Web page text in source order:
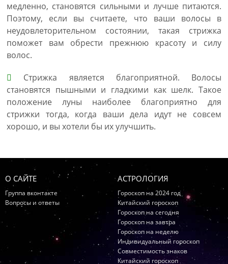
медленно, становятся сильными и лучше питаются.
Поэтому, если вы считаете, что ваши волосы в
неудовлеторительном состоянии, такая стрижка
поможет вам обрести прежнюю красоту и силу
волос.
Стрижка является благоприятной. Волосы
становятся пышными и гладкими как шелк. Такое
положение луны наиболее благоприятно для
стрижки тогда, когда ваши дела идут не совсем
хорошо, и вы хотели бы их улучшить.
О САЙТЕ
Группа вконтакте
Вопросы и ответы
АСТРОЛОГИЯ
Гороскоп на 2024 год
Китайский гороскоп
Гороскоп на сегодня
Гороскоп на завтра
Гороскоп на неделю
Индивидуальный гороскоп
Совместимость знаков
Китайский гороскоп